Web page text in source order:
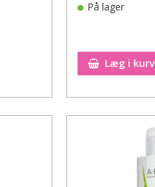
til ønskeseddel
På lager
Læg i kurv